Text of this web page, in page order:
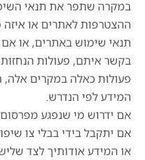
במקרה שתפר את תנאי
ההצטרפות לאתרים או
תנאי שימוש באתרים, או
בקשר איתם, פעולות הנחזות
פעולות כאלה במקרים
המידע לפי הנדרש.
אם ידרוש מי שנפגע
אם יתקבל בידי בבלי צו
או המידע אודותיך לצד